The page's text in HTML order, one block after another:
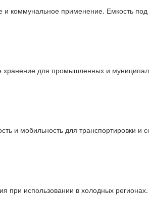
и коммунальное применение. Емкость
хранение для промышленных и
и мобильность для транспортировки
при использовании в холодных